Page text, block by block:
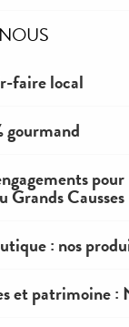
faire local
gourmand
Grands Causses
: nos
et patrimoine :